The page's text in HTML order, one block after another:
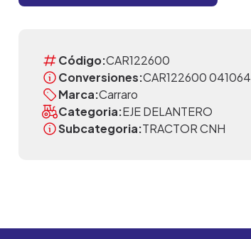
Código:CAR122600
Conversiones:CAR122600 041064
Marca:Carraro
Categoria:EJE DELANTERO
Subcategoria:TRACTOR CNH